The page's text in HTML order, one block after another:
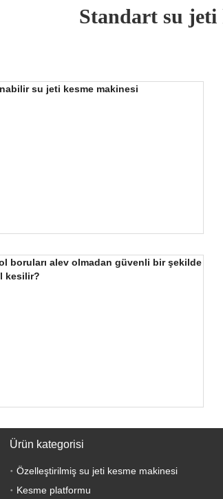
Standart su jeti
su jeti kesme makinesi
boruları alev olmadan güvenli bir şekilde
kesilir?
Ürün kategorisi
Özelleştirilmiş su jeti kesme makinesi
Kesme platformu